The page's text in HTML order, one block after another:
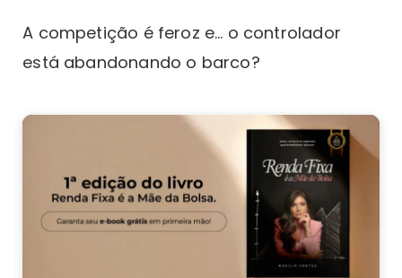
A competição é feroz e… o controlador
está abandonando o barco?